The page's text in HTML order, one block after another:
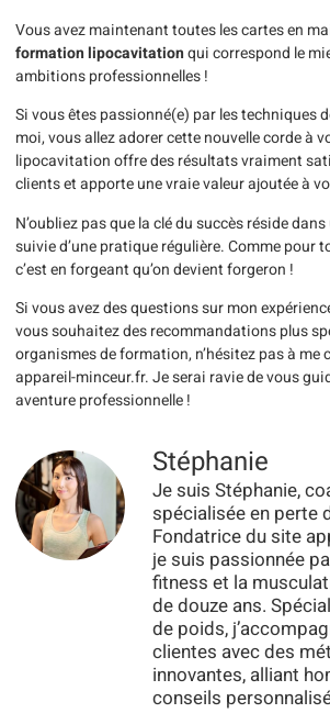
Vous avez maintenant toutes les cartes en
formation lipocavitationqui correspond le
ambitions professionnelles !
Si vous êtes passionné(e) par les techniques
moi, vous allez adorer cette nouvelle corde à
lipocavitation offre des résultats vraiment
clients et apporte une vraie valeur ajoutée à
N’oubliez pas que la clé du succès réside
suivie d’une pratique régulière. Comme pour
c’est en forgeant qu’on devient forgeron !
Si vous avez des questions sur mon
vous souhaitez des recommandations plus
organismes de formation, n’hésitez pas à
appareil-minceur.fr. Je serai ravie de vous
aventure professionnelle !
Stéphanie
Je suis Stéphanie,
spécialisée en perte
Fondatrice du site
je suis passionnée
fitness et la
de douze ans.
de poids,
clientes avec des
innovantes, alliant
conseils